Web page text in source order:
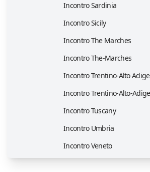
Incontro Sardinia
Incontro Sicily
Incontro The Marches
Incontro The-Marches
Incontro Trentino-Alto Adige
Incontro Trentino-Alto-Adige
Incontro Tuscany
Incontro Umbria
Incontro Veneto